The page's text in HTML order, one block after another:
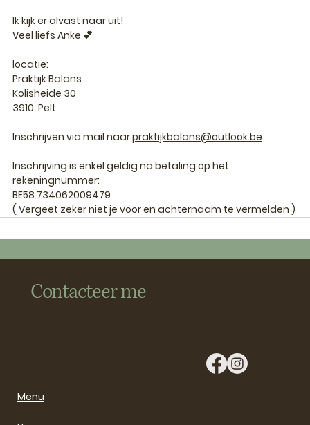
Ik kijk er alvast naar uit!
Veel liefs Anke 💕
locatie:
Praktijk Balans
Kolisheide 30
3910  Pelt
Inschrijven via mail naar praktijkbalans@outlook.be
Inschrijving is enkel geldig na betaling op het
rekeningnummer:
BE58 734062009479
( Vergeet zeker niet je voor en achternaam te vermelden )
Menu
Contacteer me